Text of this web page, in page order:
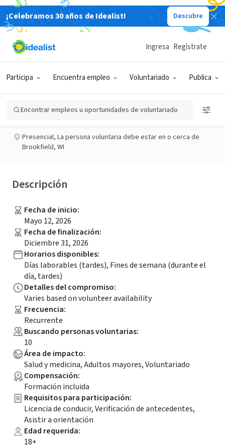
¡Celebramos 30 años de Idealist! Descubre
Participa Encuentra empleo Voluntariado Publica
Ingresa Regístrate
Encontrar empleos u oportunidades de voluntariado
EMPRESA SOCIAL / EMPRESA
Publicado hace 2 meses
Vigil Volunteer
Badger Hospice
Presencial, La persona voluntaria debe estar en o cerca de
Brookfield, WI
Descripción
Fecha de inicio:
Mayo 12, 2026
Fecha de finalización:
Diciembre 31, 2026
Horarios disponibles:
Días laborables (tardes), Fines de semana (durante el
día, tardes)
Detalles del compromiso:
Varies based on volunteer availability
Frecuencia:
Recurrente
Buscando personas voluntarias:
10
Área de impacto:
Salud y medicina, Adultos mayores, Voluntariado
Compensación:
Formación incluida
Requisitos para participación:
Licencia de conducir, Verificación de antecedentes,
Asistir a orientación
Edad requerida:
18+